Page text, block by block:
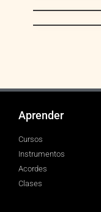
El Sapo
De Nada
Aprender
Cursos
Instrumentos
Acordes
Clases